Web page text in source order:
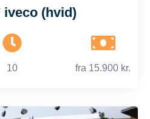
iveco (hvid)
10 fra 15.900 kr.